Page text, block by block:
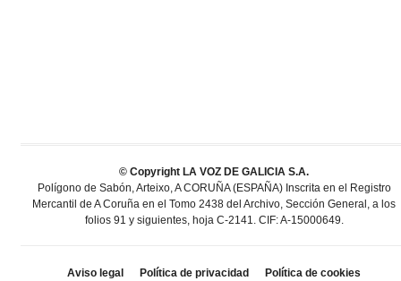
© Copyright LA VOZ DE GALICIA S.A.
Polígono de Sabón, Arteixo, A CORUÑA (ESPAÑA) Inscrita en el Registro
Mercantil de A Coruña en el Tomo 2438 del Archivo, Sección General, a los
folios 91 y siguientes, hoja C-2141. CIF: A-15000649.
Aviso legal Política de privacidad
Política de cookies